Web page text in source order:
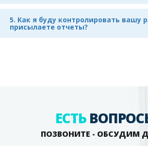
5. Как я буду контролировать вашу
присылаете отчеты?
ЕСТЬ
ПОЗВОНИТЕ - ОБСУДИМ